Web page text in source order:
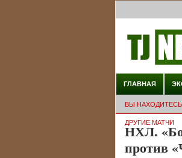
ГЛАВНАЯ
ВЫ НАХОДИТЕСЬ
ДРУГИЕ МАТЧИ
НХЛ.
против